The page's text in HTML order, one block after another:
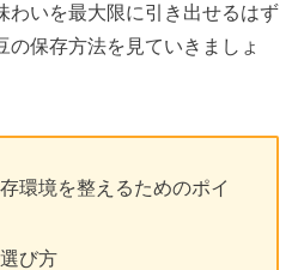
わいを最大限に引き出せるはず
の保存方法を見ていきましょ
環境を整えるためのポイ
び方